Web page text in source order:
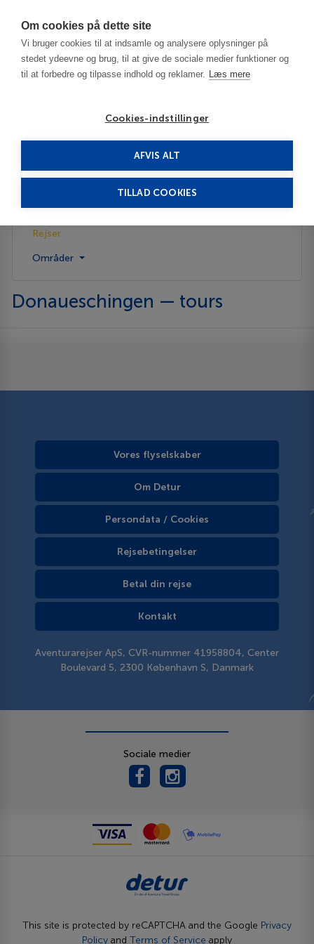
Om cookies på dette site
Vi bruger cookies til at indsamle og analysere oplysninger på
stedet ydeevne og brug, til at give de sociale medier funktioner og
til at forbedre og tilpasse indhold og reklamer. Læs mere
Cookies-indstillinger
AFVIS ALT
TILLAD COOKIES
Donaueschingen
Beskrivelse
Rejser
Områder
Donaueschingen — tours
Vores flyselskaber
Om Detur
Persondata / Cookies
Rejsebetingelser
Betal din rejse
Kontakt
Aventurarejser ApS, CVR-nummer 41958804, Center
Boulevard 5, 2300 København S, Danmark
Sociale medier
This site is protected by reCAPTCHA and the Google Privacy
Policy and Terms of Service apply